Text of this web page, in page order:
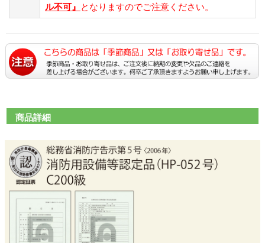
ル不可』 となりますのでご注意ください。
商品詳細